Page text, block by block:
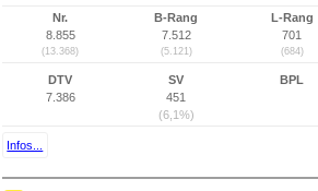
Nr.
8.855
(13.368)
B-Rang
7.512
(5.121)
L-Rang
701
(684)
DTV
7.386
SV
451
(6,1%)
BPL
Infos...